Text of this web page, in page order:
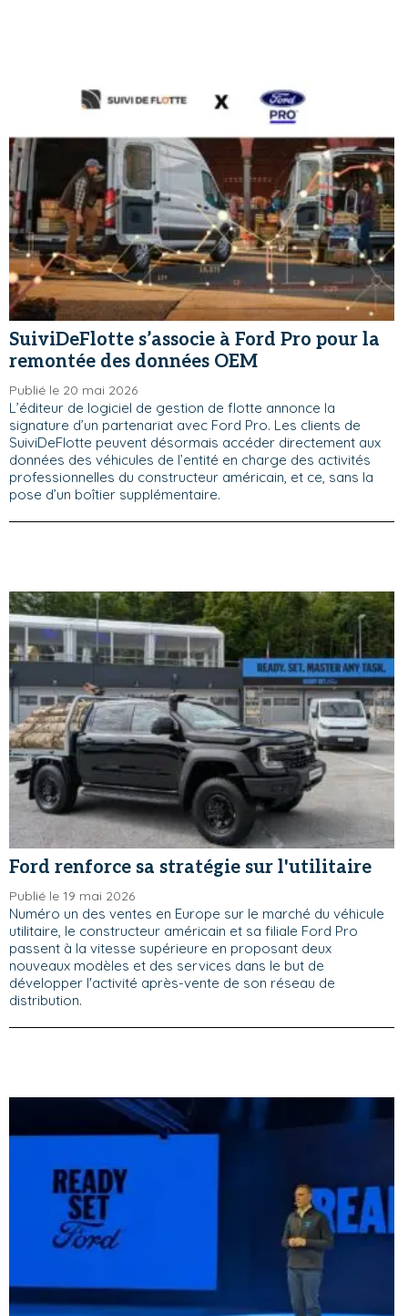
SuiviDeFlotte s’associe à Ford Pro pour la
remontée des données OEM
Publié le 20 mai 2026
L’éditeur de logiciel de gestion de flotte annonce la
signature d’un partenariat avec Ford Pro. Les clients de
SuiviDeFlotte peuvent désormais accéder directement aux
données des véhicules de l’entité en charge des activités
professionnelles du constructeur américain, et ce, sans la
pose d’un boîtier supplémentaire.
Ford renforce sa stratégie sur l'utilitaire
Publié le 19 mai 2026
Numéro un des ventes en Europe sur le marché du véhicule
utilitaire, le constructeur américain et sa filiale Ford Pro
passent à la vitesse supérieure en proposant deux
nouveaux modèles et des services dans le but de
développer l'activité après-vente de son réseau de
distribution.